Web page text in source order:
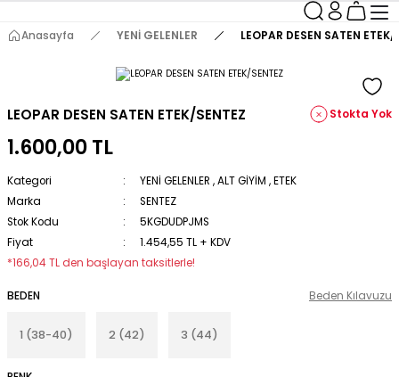
Anasayfa YENİ GELENLER LEOPAR DESEN SATEN ETEK/
LEOPAR DESEN SATEN ETEK/SENTEZ Stokta Yok
1.600,00 TL
Kategori YENİ GELENLER ,ALT GİYİM ,ETEK
Marka
SENTEZ
Stok Kodu
5KGDUDPJMS
Fiyat
1.454,55 TL + KDV
*166,04 TL den başlayan taksitlerle!
BEDEN
1 (38-40) 2 (42) 3 (44)
Beden Kılavuzu